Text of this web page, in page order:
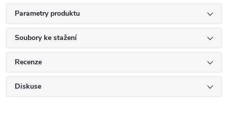
Parametry produktu
Soubory ke stažení
Recenze
Diskuse